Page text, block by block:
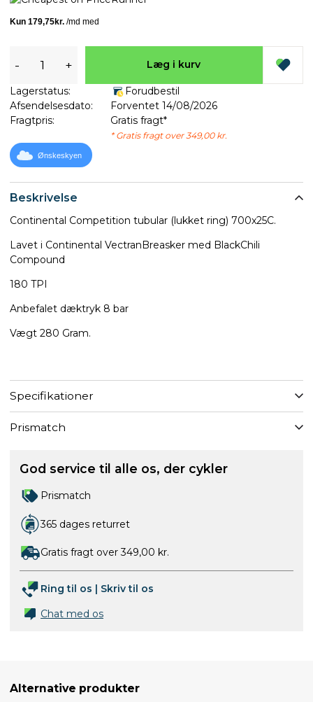
Beskrivelse
Continental Competition tubular (lukket ring) 700x25C.
Lavet i Continental VectranBreasker med BlackChili
Compound
180 TPI
​​​​​​​Anbefalet dæktryk 8 bar
Vægt 280 Gram.
Specifikationer
Prismatch
- + Læg i kurv
Lagerstatus:
Forudbestil
Afsendelsesdato:
Forventet 14/08/2026
Fragtpris:
Gratis fragt*
* Gratis fragt over 349,00 kr.
Ønskeskyen
God service til alle os, der cykler
Prismatch
365 dages returret
Gratis fragt over 349,00 kr.
Ring til os | Skriv til os
Chat med os
Alternative produkter